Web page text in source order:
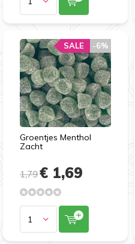
Groentjes Menthol
Zacht
-6%
SALE
1,79€ 1,69